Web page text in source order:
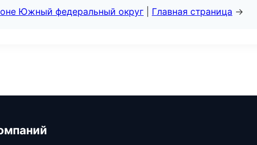
Южный федеральный округ Главная страница →